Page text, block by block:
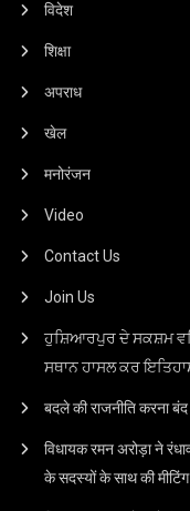
विदेश
शिक्षा
अपराध
खेल
मनोरंजन
Video
Contact Us
Join Us
ਹੁਸ਼ਿਆਰਪੁਰ ਦੇ ਸਕਸ਼ਮ
ਸਥਾਨ ਹਾਸਲ ਕਰ
बदले की राजनीति करना
विधायक रमन अरोड़ा ने
के सदस्यों के साथ की मीटिंग